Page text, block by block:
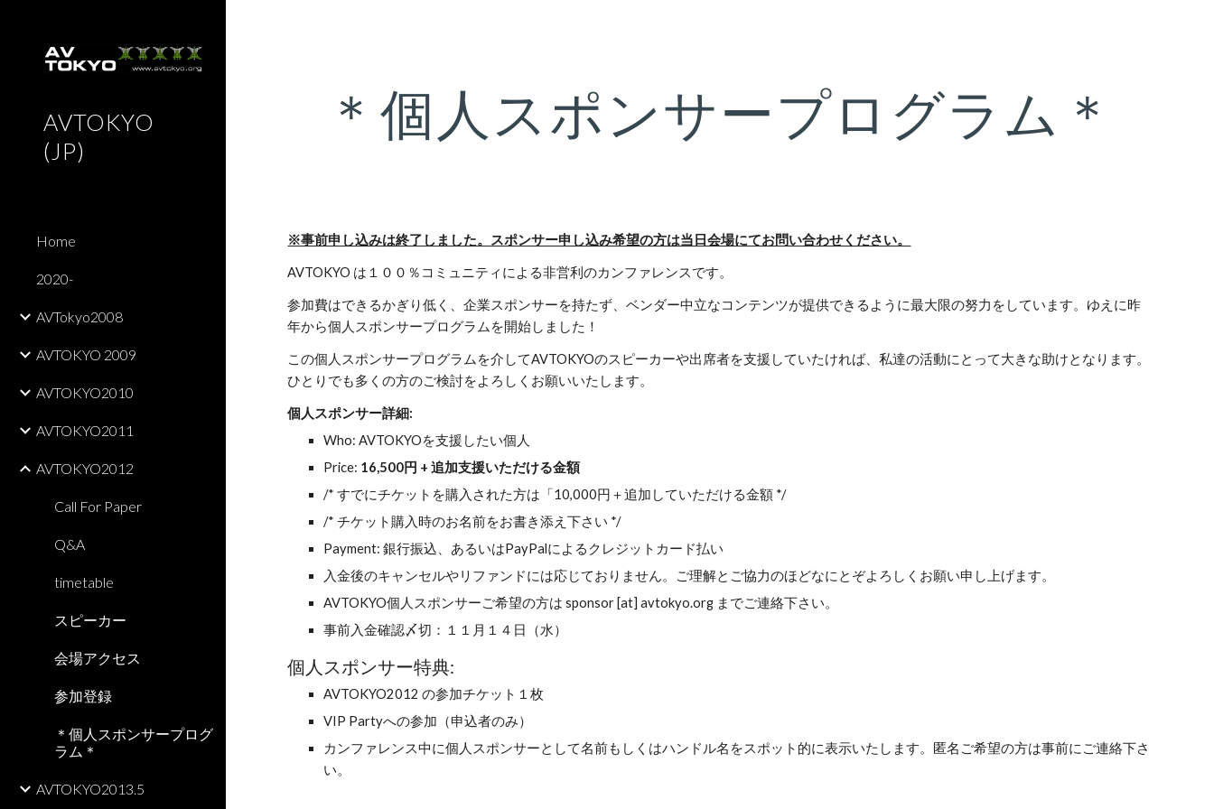
AVTOKYO
(JP)
Home
2020-
AVTokyo2008
AVTOKYO 2009
AVTOKYO2010
AVTOKYO2011
AVTOKYO2012
Call For Paper
Q&A
timetable
スピーカー
会場アクセス
参加登録
＊個人スポンサープログ
ラム＊
AVTOKYO2013.5
＊個人スポンサープログラム＊
※事前申し込みは終了しました。スポンサー申し込み希望の方は当日会場にてお問い合わせください。
AVTOKYO は１００％コミュニティによる非営利のカンファレンスです。
参加費はできるかぎり低く、企業スポンサーを持たず、ベンダー中立なコンテンツが提供できるように最大限の努力をしています。ゆえに昨
年から個人スポンサープログラムを開始しました！
この個人スポンサープログラムを介してAVTOKYOのスピーカーや出席者を支援していたければ、私達の活動にとって大きな助けとなります。
ひとりでも多くの方のご検討をよろしくお願いいたします。
個人スポンサー詳細:
Who: AVTOKYOを支援したい個人
Price: 16,500円 + 追加支援いただける金額
/* すでにチケットを購入された方は「10,000円＋追加していただける金額 */
/* チケット購入時のお名前をお書き添え下さい */
Payment: 銀行振込、あるいはPayPalによるクレジットカード払い
入金後のキャンセルやリファンドには応じておりません。ご理解とご協力のほどなにとぞよろしくお願い申し上げます。
AVTOKYO個人スポンサーご希望の方は sponsor [at] avtokyo.org までご連絡下さい。
事前入金確認〆切：１１月１４日（水）
個人スポンサー特典:
AVTOKYO2012 の参加チケット１枚
VIP Partyへの参加（申込者のみ）
カンファレンス中に個人スポンサーとして名前もしくはハンドル名をスポット的に表示いたします。匿名ご希望の方は事前にご連絡下さ
い。